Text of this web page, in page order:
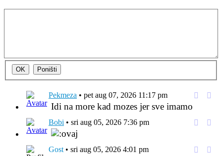
user
Pekmeza • pet aug 07, 2026 11:17 pm
Idi na more kad mozes jer sve imamo
user
Bobi • sri aug 05, 2026 7:36 pm
Gost • sri aug 05, 2026 4:01 pm